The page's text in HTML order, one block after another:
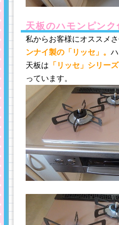
天板のハモンピンク
私からお客様にオススメ
ンナイ製の「リッセ」。
天板は 「リッセ」シリーズ
っています。